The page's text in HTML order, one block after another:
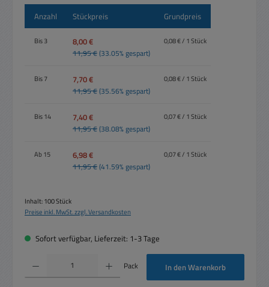
Anzahl Stückpreis Grundpreis
Bis3 8,00 €
11,95 €(33.05% gespart)
0,08 € / 1 Stück
Bis7 7,70 €
11,95 €(35.56% gespart)
0,08 € / 1 Stück
Bis14 7,40 €
11,95 €(38.08% gespart)
0,07 € / 1 Stück
Ab 15 6,98 €
11,95 €(41.59% gespart)
0,07 € / 1 Stück
Inhalt:100 Stück
Preise inkl. MwSt. zzgl. Versandkosten
Sofort verfügbar, Lieferzeit: 1-3 Tage
Produkt Anzahl: Gib den gewünschten Wert ein oder benutze die Schaltflächen um
Pack In den Warenkorb